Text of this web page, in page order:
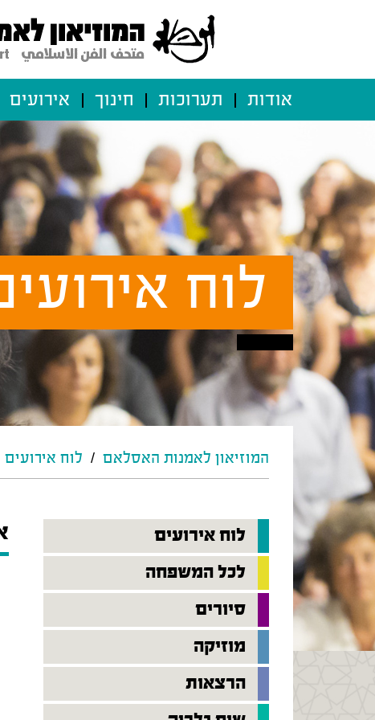
אודות תערוכות חינוך אירועים
לוח
המוזיאון לאמנות האסלאם / לוח אירועים
לוח אירועים
לכל המשפחה
סיורים
מוזיקה
הרצאות